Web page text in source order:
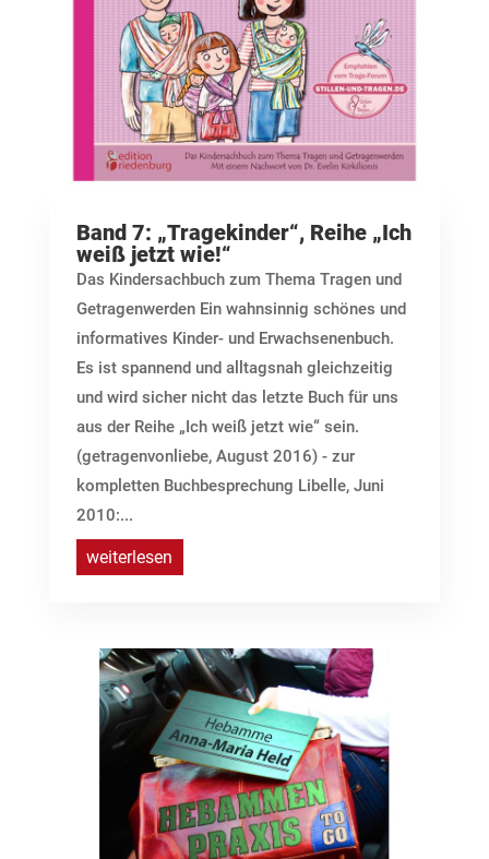
Band 7: „Tragekinder“, Reihe „Ich
weiß jetzt wie!“
Das Kindersachbuch zum Thema Tragen und
Getragenwerden Ein wahnsinnig schönes und
informatives Kinder- und Erwachsenenbuch.
Es ist spannend und alltagsnah gleichzeitig
und wird sicher nicht das letzte Buch für uns
aus der Reihe „Ich weiß jetzt wie“ sein.
(getragenvonliebe, August 2016) - zur
kompletten Buchbesprechung Libelle, Juni
2010:...
weiterlesen